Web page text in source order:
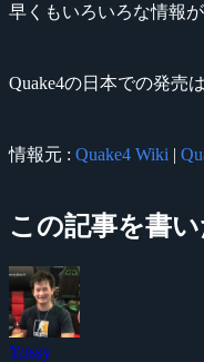
早くもいろいろな情報
Quake4の日本での発売
情報元 : Quake4 Wiki |
この記事を書い
Yossy